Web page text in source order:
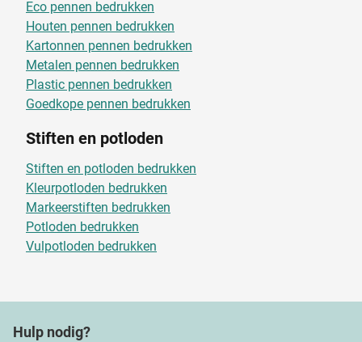
Eco pennen bedrukken
Houten pennen bedrukken
Kartonnen pennen bedrukken
Metalen pennen bedrukken
Plastic pennen bedrukken
Goedkope pennen bedrukken
Stiften en potloden
Stiften en potloden bedrukken
Kleurpotloden bedrukken
Markeerstiften bedrukken
Potloden bedrukken
Vulpotloden bedrukken
Hulp nodig?